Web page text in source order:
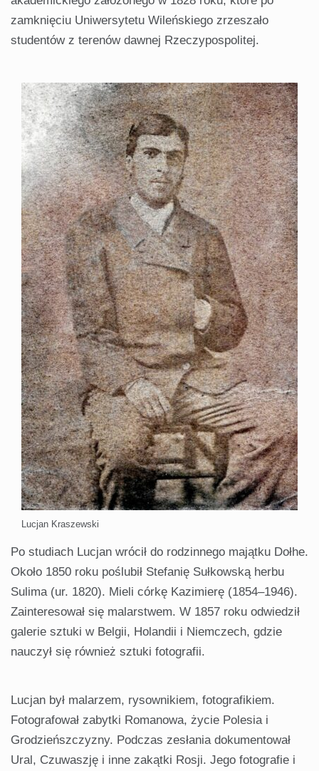
zamknięciu Uniwersytetu Wileńskiego zrzeszało
studentów z terenów dawnej Rzeczypospolitej.
Lucjan Kraszewski
Po studiach Lucjan wrócił do rodzinnego majątku Dołhe.
Około 1850 roku poślubił Stefanię Sułkowską herbu
Sulima (ur. 1820). Mieli córkę Kazimierę (1854–1946).
Zainteresował się malarstwem. W 1857 roku odwiedził
galerie sztuki w Belgii, Holandii i Niemczech, gdzie
nauczył się również sztuki fotografii.
Lucjan był malarzem, rysownikiem, fotografikiem.
Fotografował zabytki Romanowa, życie Polesia i
Grodzieńszczyzny. Podczas zesłania dokumentował
Ural, Czuwaszję i inne zakątki Rosji. Jego fotografie i